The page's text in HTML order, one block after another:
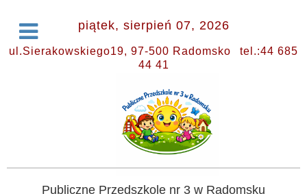
piątek, sierpień 07, 2026
ul.Sierakowskiego19, 97-500 Radomsko
tel.:44 685
44 41
Publiczne Przedszkole nr 3 w Radomsku